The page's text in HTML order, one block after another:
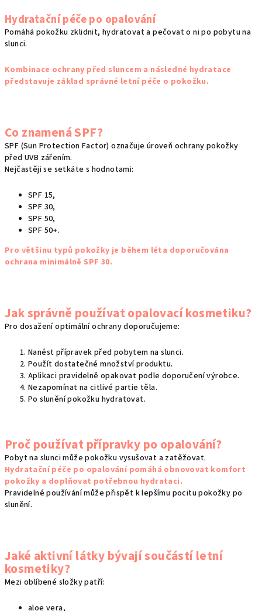
Hydratační péče po opalování
Pomáhá pokožku zklidnit, hydratovat a pečovat o ni po pobytu na
slunci.
Kombinace ochrany před sluncem a následné hydratace
představuje základ správné letní péče o pokožku.
Co znamená SPF?
SPF (Sun Protection Factor) označuje úroveň ochrany pokožky
před UVB zářením.
Nejčastěji se setkáte s hodnotami:
SPF 15,
SPF 30,
SPF 50,
SPF 50+.
Pro většinu typů pokožky je během léta doporučována
ochrana minimálně SPF 30.
Jak správně používat opalovací kosmetiku?
Pro dosažení optimální ochrany doporučujeme:
Nanést přípravek před pobytem na slunci.
Použít dostatečné množství produktu.
Aplikaci pravidelně opakovat podle doporučení výrobce.
Nezapomínat na citlivé partie těla.
Po slunění pokožku hydratovat.
Proč používat přípravky po opalování?
Pobyt na slunci může pokožku vysušovat a zatěžovat.
Hydratační péče po opalování pomáhá obnovovat komfort
pokožky a doplňovat potřebnou hydrataci.
Pravidelné používání může přispět k lepšímu pocitu pokožky po
slunění.
Jaké aktivní látky bývají součástí letní
kosmetiky?
Mezi oblíbené složky patří:
aloe vera,